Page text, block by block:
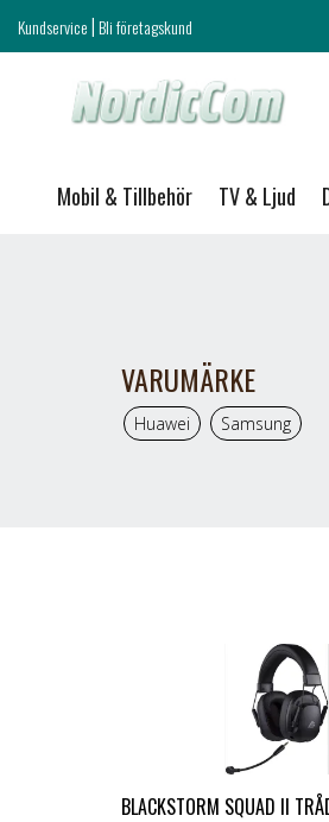
Kundservice|Bli företagskund Skapa
Mobil & Tillbehör TV & Ljud
VARUMÄRKE
Huawei Samsung
BLACKSTORM SQUAD II